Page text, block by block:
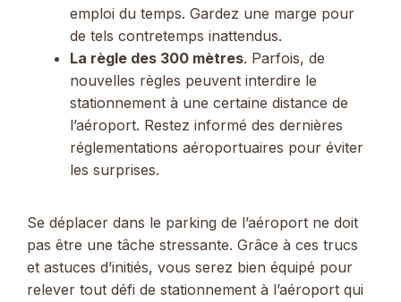
emploi du temps. Gardez une marge pour
de tels contretemps inattendus.
La règle des 300 mètres. Parfois, de
nouvelles règles peuvent interdire le
stationnement à une certaine distance de
l’aéroport. Restez informé des dernières
réglementations aéroportuaires pour éviter
les surprises.
Se déplacer dans le parking de l’aéroport ne doit
pas être une tâche stressante. Grâce à ces trucs
et astuces d’initiés, vous serez bien équipé pour
relever tout défi de stationnement à l’aéroport qui